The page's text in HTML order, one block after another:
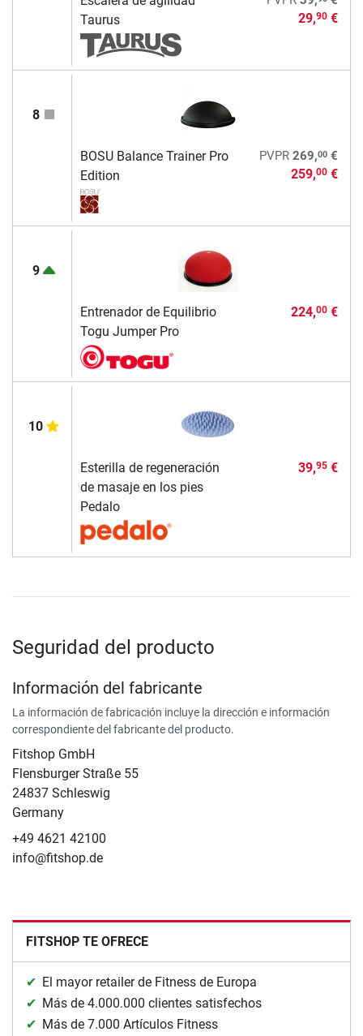
Taurus
29,90€
8
BOSU Balance Trainer Pro
Edition
PVPR 269,00€
259,00€
9
Entrenador de Equilibrio
Togu Jumper Pro
224,00€
10
Esterilla de regeneración
de masaje en los pies
Pedalo
39,95€
Seguridad del producto
Información del fabricante
La información de fabricación incluye la dirección e información
correspondiente del fabricante del producto.
Fitshop GmbH
Flensburger Straße 55
24837 Schleswig
Germany
+49 4621 42100
info@fitshop.de
FITSHOP TE OFRECE
El mayor retailer de Fitness de Europa
Más de 4.000.000 clientes satisfechos
Más de 7.000 Artículos Fitness